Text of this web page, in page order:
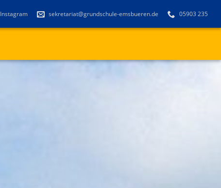
Instagram sekretariat@grundschule-emsbueren.de 05903 235